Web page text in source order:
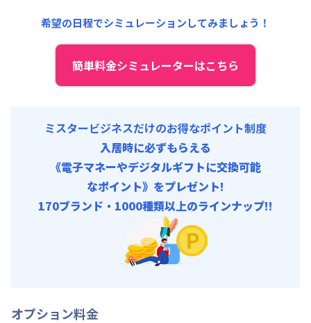
その他費用 :
24,000円/月 (800円/日)
契約事務手数料 : 5,000円/回 (税抜)
希望の日程でシミュレーションしてみましょう！
簡単料金シミュレーターはこちら
ミスタービジネスだけのお得なポイント制度
入居時に必ずもらえる
《電子マネーやデジタルギフトに交換可能
なポイント》をプレゼント!
170ブランド・1000種類以上のラインナップ!!
オプション料金